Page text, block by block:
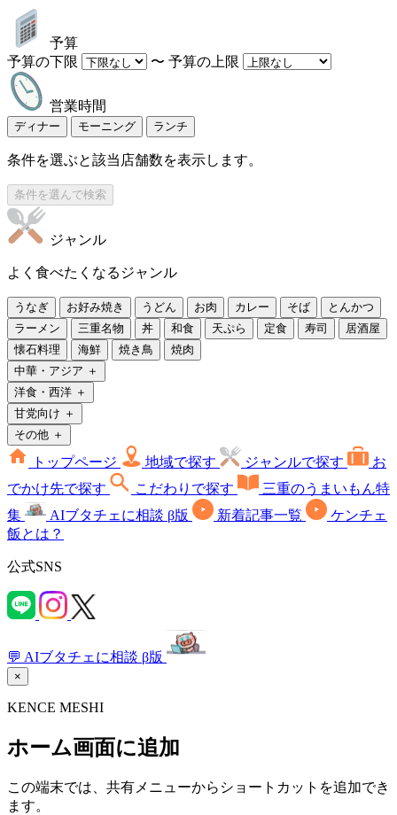
予算の下限
営業時間
ディナー
条件を選ぶと該当店舗数を表示します。
条件を選んで検索
ジャンル
よく食べたくなるジャンル
うなぎ お好み焼き うどん
ラーメン
三重名物 丼 和食 天ぷら 定食 寿司
居酒屋
懐石料理
海鮮 焼き鳥
焼肉
中華・アジア ＋
洋食・西洋 ＋
甘党向け ＋
その他 ＋
トップページ
でかけ先で探す
こだわりで探す
三重のうまいもん特
集
AIブタチェに相談β版 新着記事一覧
ケンチェ
飯とは？
公式SNS
💬AIブタチェに相談
KENCE MESHI
ホーム画面に追加
この端末では、共有メニューからショートカットを追加でき